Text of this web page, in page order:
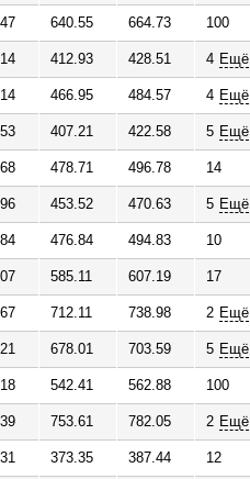
640.55 664.73 100
412.93 428.51 4 Ещё
466.95 484.57 4 Ещё
407.21 422.58 5 Ещё
478.71 496.78 14
453.52 470.63 5 Ещё
476.84 494.83 10
585.11 607.19 17
712.11 738.98 2 Ещё
678.01 703.59 5 Ещё
542.41 562.88 100
753.61 782.05 2 Ещё
373.35 387.44 12